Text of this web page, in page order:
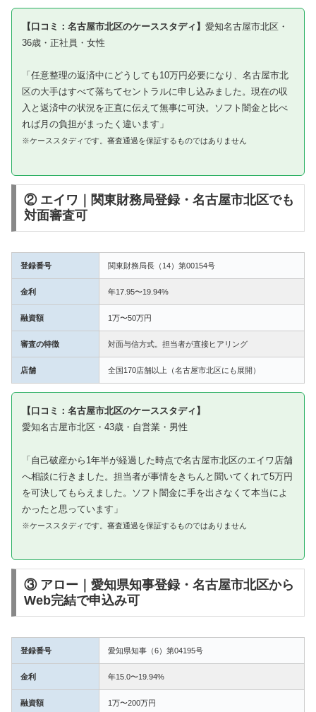
【口コミ：名古屋市北区のケーススタディ】 愛知名古屋市北区・
36歳・正社員・女性
「任意整理の返済中にどうしても10万円必要になり、名古屋市北
区の大手はすべて落ちてセントラルに申し込みました。現在の収
入と返済中の状況を正直に伝えて無事に可決。ソフト闇金と比べ
れば月の負担がまったく違います」
※ケーススタディです。審査通過を保証するものではありません
② エイワ｜関東財務局登録・名古屋市北区でも
対面審査可
登録番号 関東財務局長（14）第00154号
金利 年17.95〜19.94%
融資額 1万〜50万円
審査の特徴 対面与信方式。担当者が直接ヒアリング
店舗 全国170店舗以上（名古屋市北区にも展開）
【口コミ：名古屋市北区のケーススタディ】
愛知名古屋市北区・43歳・自営業・男性
「自己破産から1年半が経過した時点で名古屋市北区のエイワ店舗
へ相談に行きました。担当者が事情をきちんと聞いてくれて5万円
を可決してもらえました。ソフト闇金に手を出さなくて本当によ
かったと思っています」
※ケーススタディです。審査通過を保証するものではありません
③ アロー｜愛知県知事登録・名古屋市北区から
Web完結で申込み可
登録番号 愛知県知事（6）第04195号
金利 年15.0〜19.94%
融資額 1万〜200万円